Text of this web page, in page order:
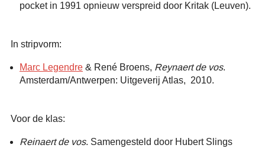
pocket in 1991 opnieuw verspreid door Kritak (Leuven).
In stripvorm:
Marc Legendre & René Broens, Reynaert de vos.
Amsterdam/Antwerpen: Uitgeverij Atlas, 2010.
Voor de klas:
Reinaert de vos. Samengesteld door Hubert Slings